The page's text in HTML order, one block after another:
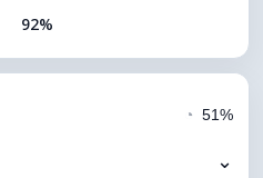
92%
◔ 51%
⌄